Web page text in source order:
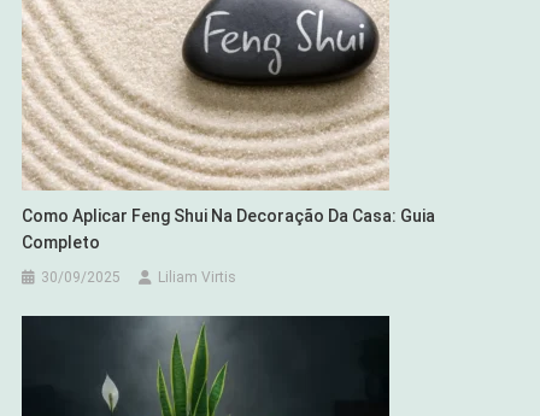
Como Aplicar Feng Shui Na Decoração Da Casa: Guia
Completo
30/09/2025 Liliam Virtis